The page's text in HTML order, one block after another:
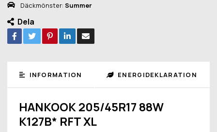
Däckmönster: Summer
Dela
INFORMATION ENERGIDEKLARATION
HANKOOK 205/45R17 88W
K127B* RFT XL